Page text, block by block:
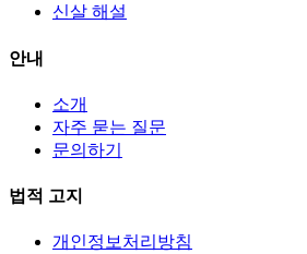
신살 해설
안내
소개
자주 묻는 질문
문의하기
법적 고지
개인정보처리방침